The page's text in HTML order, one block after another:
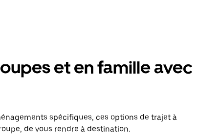
et en famille avec
spécifiques, ces options de trajet à
de vous rendre à destination.